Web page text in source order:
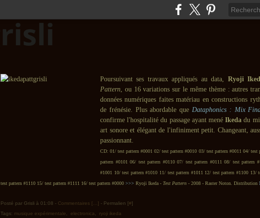
Poursuivant ses travaux appliqués au data, Ryoji
Pattern, ou 16 variations sur le même thème : autres
données numériques faites matériau en constructions
de frénésie. Plus abordable que Dataphonics : Mix
confirme l'hospitalité du passage ayant menéIkeda du
art sonore et élégant de l'infiniment petit. Changeant,
passionnant.
CD: 01/ test pattern #0001 02/ test pattern #0010 03/ test pattern #0011 04/ test
pattern #0101 06/ test pattern #0110 07/ test pattern #0111 08/ test pattern
#1001 10/ test pattern #1010 11/ test pattern #1011 12/ test pattern #1100 13/
test pattern #1110 15/ test pattern #1111 16/ test pattern #0000 >>> Ryoji Ikeda - Test Pattern - 2008 - Raster Noton. Distribution
Posté par Grisli à 01:08 - Commentaires [ ] - Permalien [#]
Tags: musique expérimentale electronica ryoji ikeda